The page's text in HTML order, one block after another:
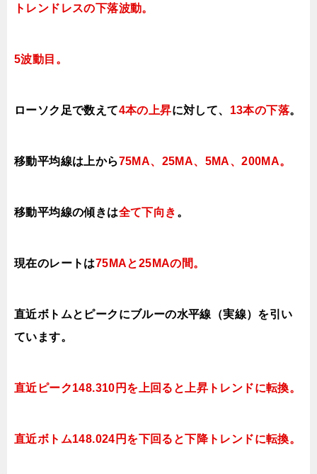
トレンドレスの下落波動。
5波動目。
ローソク足で数えて4本の上昇に対して、 13本の下落。
移動平均線は上から75MA、25MA、5MA、200MA。
移動平均線の傾きは全て下向き 。
現在のレートは75MAと25MAの間。
直近ボトムとピークにブルーの水平線（実線）を引い
ています。
直近ピーク148.310円を上回ると上昇トレンドに転換。
直近ボ トム148.024円を下回ると下降トレンドに転換。